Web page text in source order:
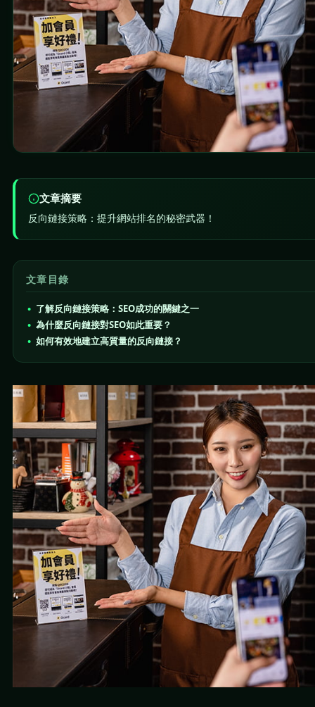
文章摘要
反向鏈接策略：提升網站排名的秘密武器！
文章目錄
了解反向鏈接策略：SEO成功的關鍵之一
為什麼反向鏈接對SEO如此重要？
如何有效地建立高質量的反向鏈接？